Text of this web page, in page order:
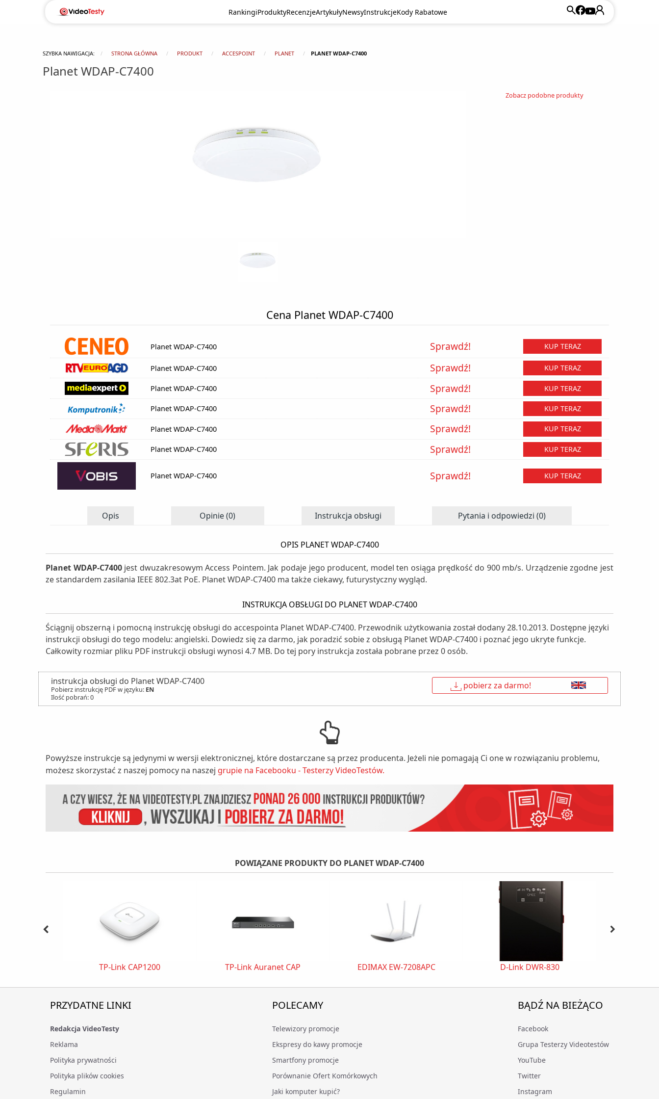
RankingiProduktyRecenzjeArtykułyNewsyInstrukcjeKody Rabatowe
SZYBKA NAWIGACJA: STRONA GŁÓWNA PRODUKT ACCESPOINT PLANET PLANET WDAP-C7400
Planet WDAP-C7400
Zobacz podobne produkty
Cena Planet WDAP-C7400
Planet WDAP-C7400 Sprawdź! KUP TERAZ
Planet WDAP-C7400 Sprawdź! KUP TERAZ
Planet WDAP-C7400 Sprawdź! KUP TERAZ
Planet WDAP-C7400 Sprawdź! KUP TERAZ
Planet WDAP-C7400 Sprawdź! KUP TERAZ
Planet WDAP-C7400 Sprawdź! KUP TERAZ
Planet WDAP-C7400 Sprawdź! KUP TERAZ
Opis Opinie (0) Instrukcja obsługi Pytania i odpowiedzi (0)
OPIS PLANET WDAP-C7400
Planet WDAP-C7400jest dwuzakresowym Access Pointem. Jak podaje jego producent, model ten osiąga prędkość do 900 mb/s. Urządzenie zgodne jest
ze standardem zasilania IEEE 802.3at PoE. Planet WDAP-C7400 ma także ciekawy, futurystyczny wygląd.
INSTRUKCJA OBSŁUGI DO PLANET WDAP-C7400
Ściągnij obszerną i pomocną instrukcję obsługi do accespointa Planet WDAP-C7400. Przewodnik użytkowania został dodany 28.10.2013. Dostępne języki
instrukcji obsługi do tego modelu: angielski. Dowiedz się za darmo, jak poradzić sobie z obsługą Planet WDAP-C7400 i poznać jego ukryte funkcje.
Całkowity rozmiar pliku PDF instrukcji obsługi wynosi 4.7 MB. Do tej pory instrukcja została pobrane przez 0 osób.
instrukcja obsługi do Planet WDAP-C7400
Pobierz instrukcję PDF w języku: EN
Ilość pobrań: 0
↓ pobierz za darmo!
Powyższe instrukcje są jedynymi w wersji elektronicznej, które dostarczane są przez producenta. Jeżeli nie pomagają Ci one w rozwiązaniu problemu,
możesz skorzystać z naszej pomocy na naszej grupie na Facebooku - Testerzy VideoTestów.
POWIĄZANE PRODUKTY DO PLANET WDAP-C7400
TP-Link CAP1200 TP-Link Auranet CAP EDIMAX EW-7208APC D-Link DWR-830
PRZYDATNE LINKI
Redakcja VideoTesty
Reklama
Polityka prywatności
Polityka plików cookies
Regulamin
POLECAMY
Telewizory promocje
Ekspresy do kawy promocje
Smartfony promocje
Porównanie Ofert Komórkowych
Jaki komputer kupić?
BĄDŹ NA BIEŻĄCO
Facebook
Grupa Testerzy Videotestów
YouTube
Twitter
Instagram